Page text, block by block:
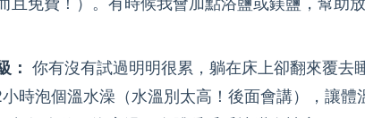
： 你有沒有試過明明很累，躺在床上卻翻來覆去
時泡個溫水澡（水溫別太高！後面會講），讓體